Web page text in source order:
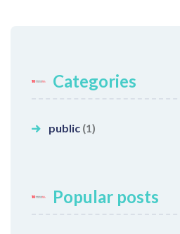
Categories
public (1)
Popular posts